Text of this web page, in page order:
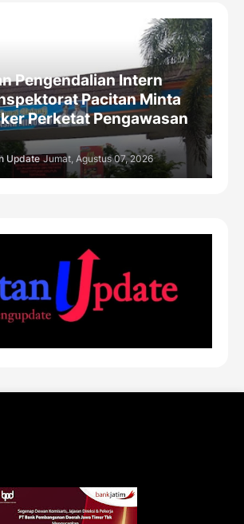
Pengendalian Intern
Pacitan Minta
Perketat Pengawasan
Update Jumat, Agustus 07, 2026